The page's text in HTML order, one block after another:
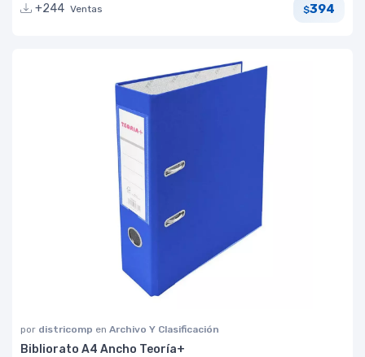
+244 Ventas $394
por districomp en Archivo Y Clasificación
Bibliorato A4 Ancho Teoría+